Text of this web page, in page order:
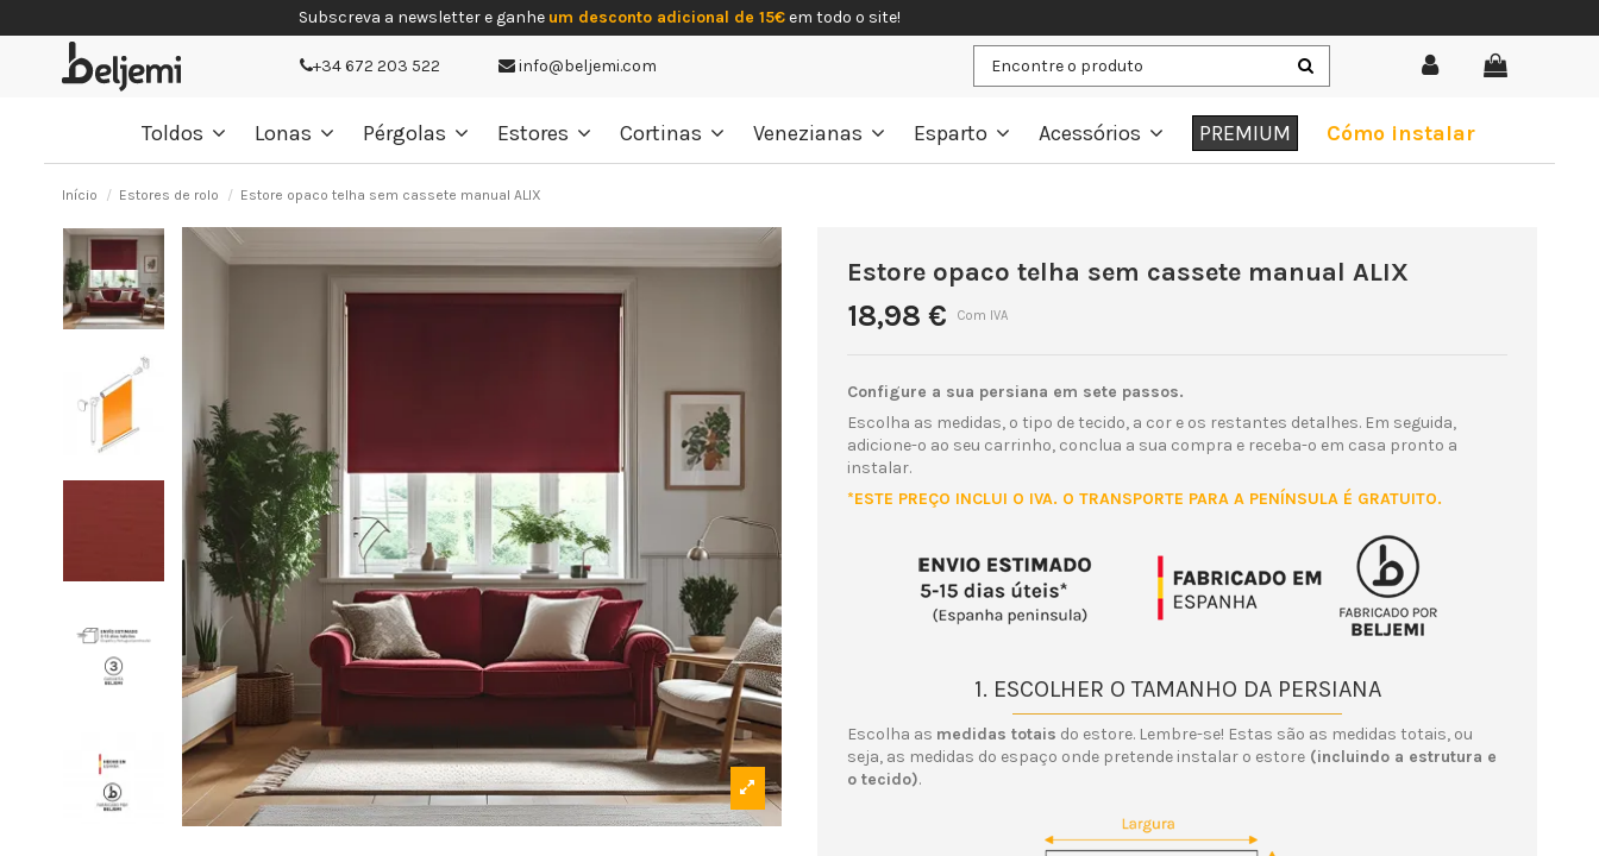
Subscreva a newsletter e ganhe um desconto adicional de 15€em todo o site!
+34 672 203 522 info@beljemi.com
Toldos Lonas Pérgolas Estores Cortinas Venezianas Esparto Acessórios PREMIUM Cómo instalar
Início Estores de rolo Estore opaco telha sem cassete manual ALIX
Estore opaco telha sem cassete manual ALIX
18,98 € Com IVA
Configure a sua persiana em sete passos.
Escolha as medidas, o tipo de tecido, a cor e os restantes detalhes. Em seguida,
adicione-o ao seu carrinho, conclua a sua compra e receba-o em casa pronto a
instalar.
*ESTE PREÇO INCLUI O IVA. O TRANSPORTE PARA A PENÍNSULA É GRATUITO.
1. ESCOLHER O TAMANHO DA PERSIANA
Escolha as medidas totais do estore. Lembre-se! Estas são as medidas totais, ou
seja, as medidas do espaço onde pretende instalar o estore (incluindo a estrutura e
o tecido).